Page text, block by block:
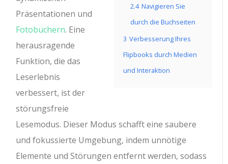
2.4 Navigieren Sie
durch die Buchseiten
3 Verbesserung Ihres
Flipbooks durch Medien
und Interaktion
Präsentationen und
Fotobüchern. Eine
herausragende
Funktion, die das
Leserlebnis
verbessert, ist der
störungsfreie
Lesemodus. Dieser Modus schafft eine saubere
und fokussierte Umgebung, indem unnötige
Elemente und Störungen entfernt werden, sodass